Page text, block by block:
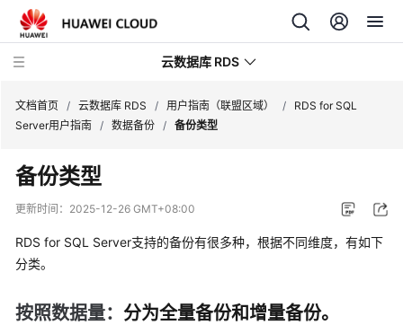
云数据库 RDS
产
介
绍
计
文档首页 / 云数据库 RDS / 用户指南（联盟区域） /
RDS for SQL
Server用户指南 / 数据备份 / 备份类型
备份类型
更新时间： 2025-12-26 GMT+08:00
RDS for SQL Server支持的备份有很多种，根据不同维度，有如下
分类。
按照数据量： 分为全量备份和增量备份。